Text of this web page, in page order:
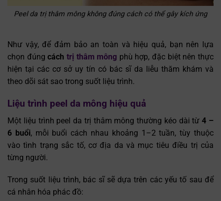
Peel da trị thâm mông không đúng cách có thể gây kích ứng
Như vậy, để đảm bảo an toàn và hiệu quả, bạn nên lựa
chọn đúngcách trị thâm mông phù hợp, đặc biệt nên thực
hiện tại các cơ sở uy tín có bác sĩ da liễu thăm khám và
theo dõi sát sao trong suốt liệu trình.
Liệu trình peel da mông hiệu quả
Một liệu trình peel da trị thâm mông thường kéo dài từ 4 –
6 buổi, mỗi buổi cách nhau khoảng 1–2 tuần, tùy thuộc
vào tình trạng sắc tố, cơ địa da và mục tiêu điều trị của
từng người.
Trong suốt liệu trình, bác sĩ sẽ dựa trên các yếu tố sau để
cá nhân hóa phác đồ: